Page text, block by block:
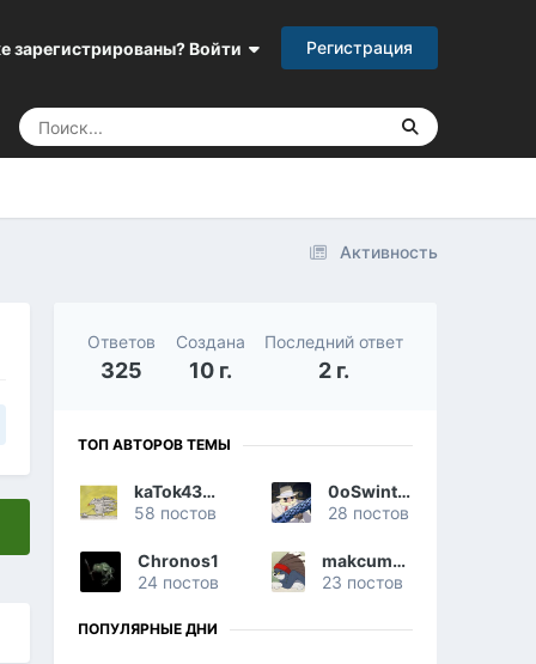
зарегистрированы? Войти Регистрация
Активность
Ответов
325
Создана
10 г.
Последний ответ
2 г.
ТОП АВТОРОВ ТЕМЫ
kaTok43rus
58 постов
0oSwintus
28 постов
Chronos1
24 постов
makcumka82
23 постов
ПОПУЛЯРНЫЕ ДНИ